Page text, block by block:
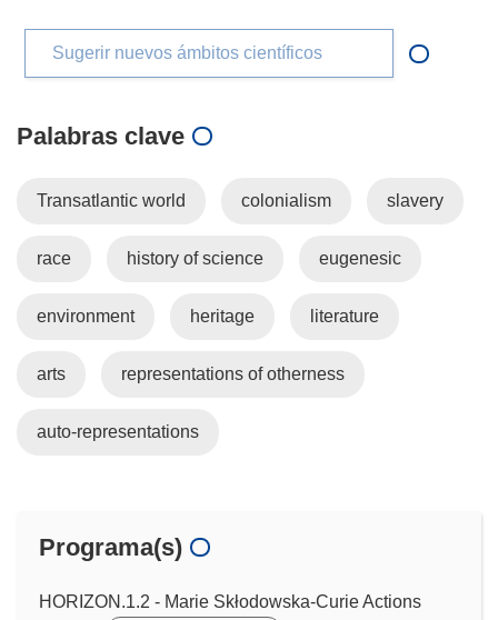
Sugerir nuevos ámbitos científicos
Palabras clave
Transatlantic world colonialism slavery
race history of science eugenesic
environment heritage literature
arts representations of otherness
auto-representations
Programa(s)
HORIZON.1.2 - Marie Skłodowska-Curie Actions